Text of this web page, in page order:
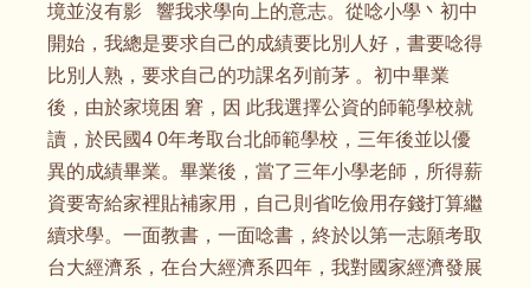
境並沒有影 響我求學向上的意志。從唸小學丶初中
開始，我總是要求自己的成績要比別人好，書要唸得
比別人熟，要求自己的功課名列前茅 。初中畢業
後，由於家境困 窘，因 此我選擇公資的師範學校就
讀，於民國4 0年考取台北師範學校，三年後並以優
異的成績畢業。畢業後，當了三年小學老師，所得薪
資要寄給家裡貼補家用，自己則省吃儉用存錢打算繼
續求學。一面教書，一面唸書，終於以第一志願考取
台大經濟系，在台大經濟系四年，我對國家經濟發展